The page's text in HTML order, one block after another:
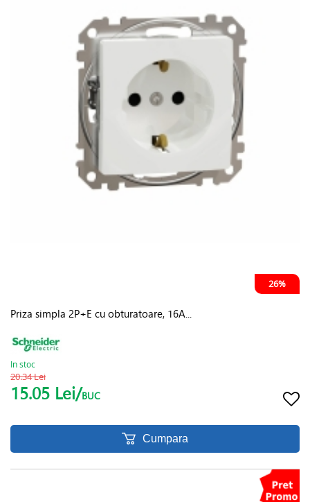
26%
Priza simpla 2P+E cu obturatoare, 16A...
In stoc
20.34 Lei
15.05 Lei/BUC
Cumpara